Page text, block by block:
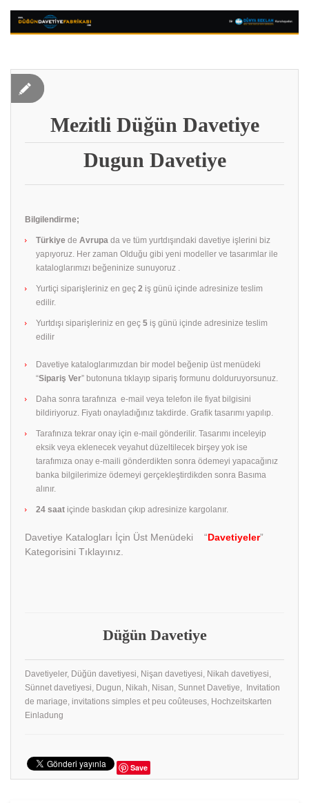
Mezitli Düğün Davetiye
Dugun Davetiye
Bilgilendirme;
Türkiye de Avrupa da ve tüm yurtdışındaki davetiye işlerini biz
yapıyoruz. Her zaman Olduğu gibi yeni modeller ve tasarımlar ile
kataloglarımızı beğeninize sunuyoruz .
Yurtiçi siparişleriniz en geç 2 iş günü içinde adresinize teslim
edilir.
Yurtdışı siparişleriniz en geç 5 iş günü içinde adresinize teslim
edilir
Davetiye kataloglarımızdan bir model beğenip üst menüdeki
“Sipariş Ver” butonuna tıklayıp sipariş formunu dolduruyorsunuz.
Daha sonra tarafınıza e-mail veya telefon ile fiyat bilgisini
bildiriyoruz. Fiyatı onayladığınız takdirde. Grafik tasarımı yapılıp.
Tarafınıza tekrar onay için e-mail gönderilir. Tasarımı inceleyip
eksik veya eklenecek veyahut düzeltilecek birşey yok ise
tarafımıza onay e-maili gönderdikten sonra ödemeyi yapacağınız
banka bilgilerimize ödemeyi gerçekleştirdikden sonra Basıma
alınır.
24 saat içinde baskıdan çıkıp adresinize kargolanır.
Davetiye Katalogları İçin Üst Menüdeki “Davetiyeler”
Kategorisini Tıklayınız.
Düğün Davetiye
Davetiyeler, Düğün davetiyesi, Nişan davetiyesi, Nikah davetiyesi,
Sünnet davetiyesi, Dugun, Nikah, Nisan, Sunnet Davetiye, Invitation
de mariage, invitations simples et peu coûteuses, Hochzeitskarten
Einladung
Save